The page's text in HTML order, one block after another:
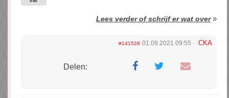
Lees verder of schrijf er wat over»
#141528 01.09.2021 09:55 CKA
Delen: